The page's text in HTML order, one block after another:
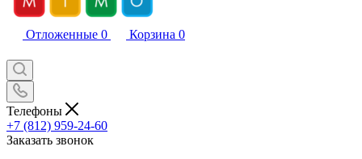
Отложенные 0 Корзина 0
Телефоны
+7 (812) 959-24-60
Заказать звонок